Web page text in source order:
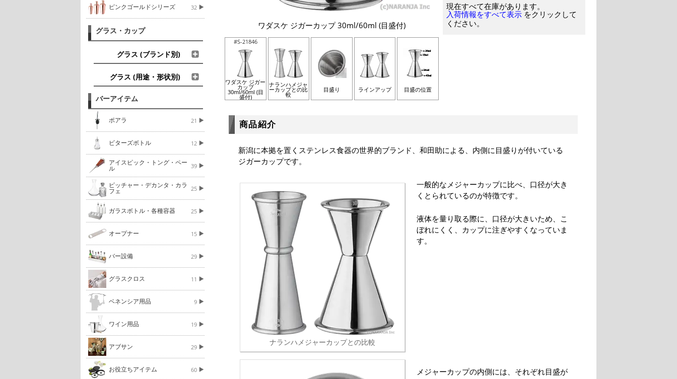
ピンクゴールドシリーズ 32
グラス・カップ
グラス (ブランド別)
グラス (用途・形状別)
バーアイテム
ポアラ 21
ビターズボトル 12
アイスピック・トング・ペー
ル 39
ピッチャー・デカンタ・カラ
フェ 25
ガラスボトル・各種容器 25
オープナー 15
バー設備 29
グラスクロス 11
ベネンシア用品 9
ワイン用品 19
アブサン 29
お役立ちアイテム 60
ワダスケ ジガーカップ 30ml/60ml (目盛付)
#S-21846
ワダスケ ジガー
カップ
30ml/60ml (目
盛付)
ナランハメジャ
ーカップとの比
較
目盛り ラインアップ 目盛の位置
現在すべて在庫があります。
入荷情報をすべて表示 をクリックして
ください。
商品紹介
新潟に本拠を置くステンレス食器の世界的ブランド、和田助による、内側に目盛りが付いている
ジガーカップです。
ナランハメジャーカップとの比較
一般的なメジャーカップに比べ、口径が大き
くとられているのが特徴です。
液体を量り取る際に、口径が大きいため、こ
ぼれにくく、カップに注ぎやすくなっていま
す。
メジャーカップの内側には、それぞれ目盛が